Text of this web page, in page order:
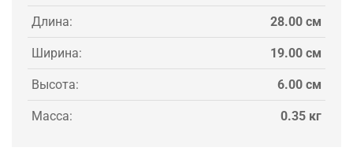
Длина: 28.00 см
Ширина: 19.00 см
Высота: 6.00 см
Масса: 0.35 кг